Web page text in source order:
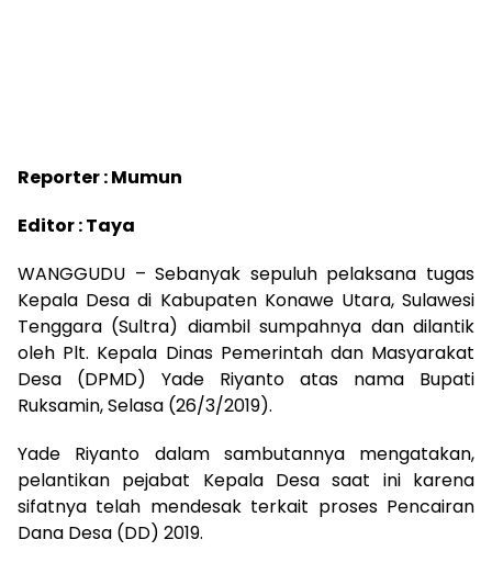
Reporter : Mumun
Editor : Taya
WANGGUDU – Sebanyak sepuluh pelaksana tugas
Kepala Desa di Kabupaten Konawe Utara, Sulawesi
Tenggara (Sultra) diambil sumpahnya dan dilantik
oleh Plt. Kepala Dinas Pemerintah dan Masyarakat
Desa (DPMD) Yade Riyanto atas nama Bupati
Ruksamin, Selasa (26/3/2019).
Yade Riyanto dalam sambutannya mengatakan,
pelantikan pejabat Kepala Desa saat ini karena
sifatnya telah mendesak terkait proses Pencairan
Dana Desa (DD) 2019.